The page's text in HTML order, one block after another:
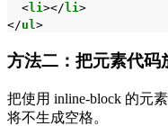
<li></ li>
</ul>
方法二：把元素代码
把使用 inline-block 的元
将不生成空格。